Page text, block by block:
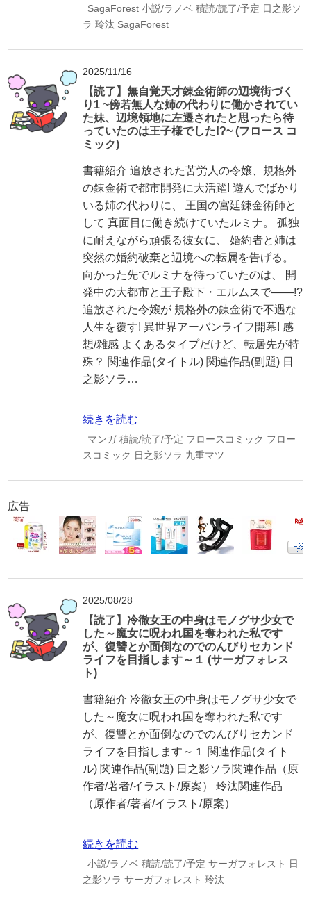
SagaForest 小説/ラノベ 積読/読了/予定 日之影ソ
ラ 玲汰 SagaForest
2025/11/16
【読了】無自覚天才錬金術師の辺境街づく
り1 ~傍若無人な姉の代わりに働かされてい
た妹、辺境領地に左遷されたと思ったら待
っていたのは王子様でした!?~ (フロース コ
ミック)
書籍紹介 追放された苦労人の令嬢、規格外
の錬金術で都市開発に大活躍! 遊んでばかり
いる姉の代わりに、 王国の宮廷錬金術師と
して 真面目に働き続けていたルミナ。 孤独
に耐えながら頑張る彼女に、 婚約者と姉は
突然の婚約破棄と辺境への転属を告げる。
向かった先でルミナを待っていたのは、 開
発中の大都市と王子殿下・エルムスで――!?
追放された令嬢が 規格外の錬金術で不遇な
人生を覆す! 異世界アーバンライフ開幕! 感
想/雑感 よくあるタイプだけど、転居先が特
殊？ 関連作品(タイトル) 関連作品(副題) 日
之影ソラ…
続きを読む
マンガ 積読/読了/予定 フロースコミック フロー
スコミック 日之影ソラ 九重マツ
広告
2025/08/28
【読了】冷徹女王の中身はモノグサ少女で
した～魔女に呪われ国を奪われた私です
が、復讐とか面倒なのでのんびりセカンド
ライフを目指します～１ (サーガフォレス
ト)
書籍紹介 冷徹女王の中身はモノグサ少女で
した～魔女に呪われ国を奪われた私です
が、復讐とか面倒なのでのんびりセカンド
ライフを目指します～１ 関連作品(タイト
ル) 関連作品(副題) 日之影ソラ関連作品（原
作者/著者/イラスト/原案） 玲汰関連作品
（原作者/著者/イラスト/原案）
続きを読む
小説/ラノベ 積読/読了/予定 サーガフォレスト 日
之影ソラ サーガフォレスト 玲汰